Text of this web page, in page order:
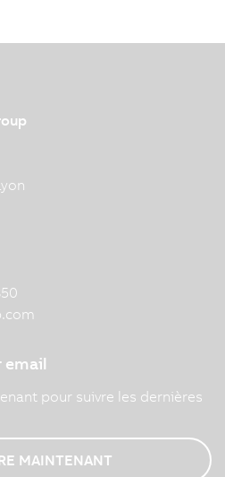
email
pour suivre les dernières
MAINTENANT